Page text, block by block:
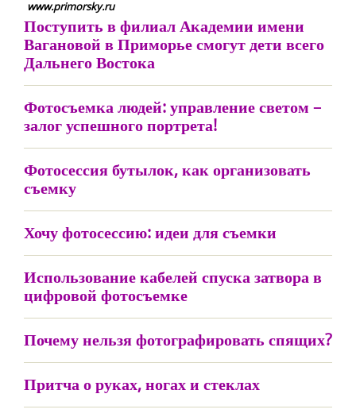
www.primorsky.ru
Поступить в филиал Академии имени
Вагановой в Приморье смогут дети всего
Дальнего Востока
Фотосъемка людей: управление светом –
залог успешного портрета!
Фотосессия бутылок, как организовать
съемку
Хочу фотосессию: идеи для съемки
Использование кабелей спуска затвора в
цифровой фотосъемке
Почему нельзя фотографировать спящих?
Притча о руках, ногах и стеклах